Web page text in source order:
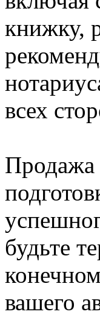
книжку,
всех
Продажа
будьте
вашего